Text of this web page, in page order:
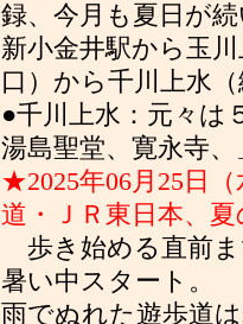
録、今月も夏日が
新小金井駅から玉
口）から千川上水
●千川上水：元々は
湯島聖堂、寛永寺
★2025年06月25日
道・ＪＲ東日本、
歩き始める直前ま
暑い中スタート。
雨でぬれた遊歩道